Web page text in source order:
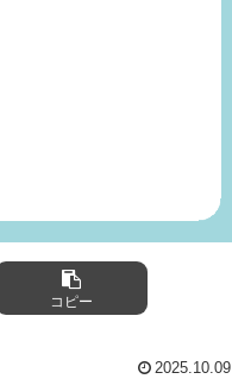
コピー
2025.10.09